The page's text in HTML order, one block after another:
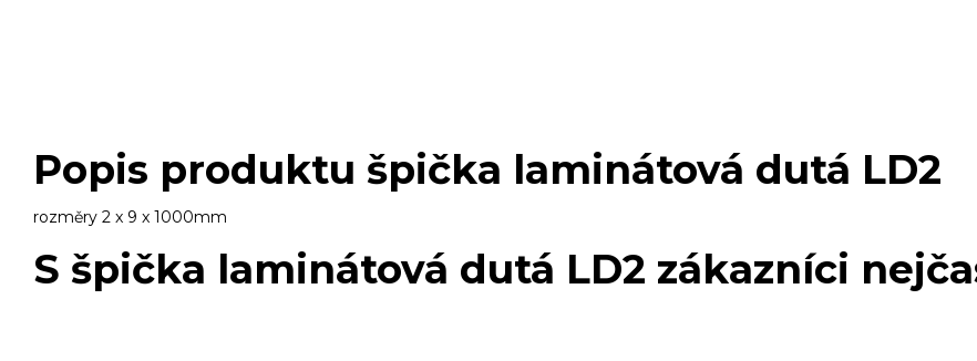
Popis produktu špička laminátová dutá LD2
rozměry 2 x 9 x 1000mm
S špička laminátová dutá LD2 zákazníci